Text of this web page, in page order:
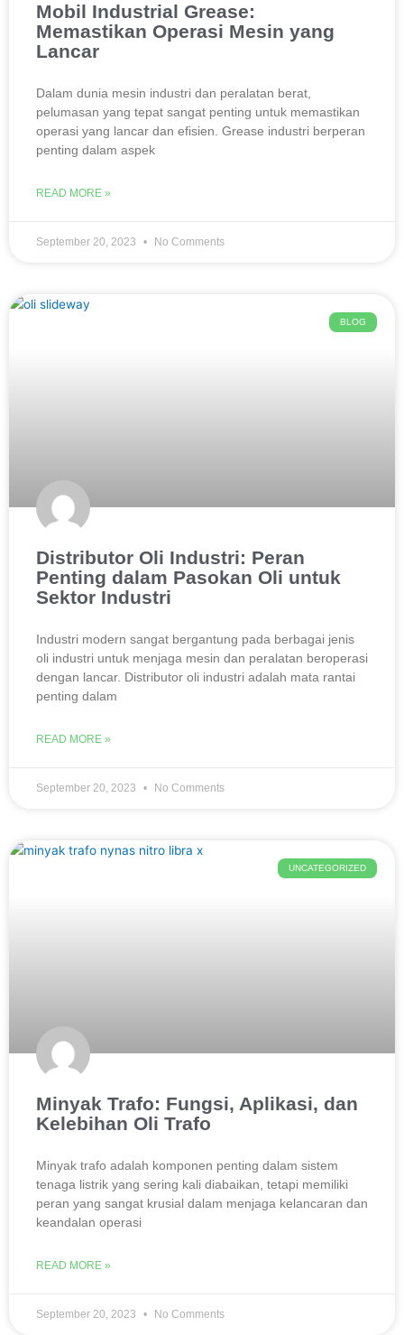
Mobil Industrial Grease:
Memastikan Operasi Mesin yang
Lancar
Dalam dunia mesin industri dan peralatan berat,
pelumasan yang tepat sangat penting untuk memastikan
operasi yang lancar dan efisien. Grease industri berperan
penting dalam aspek
READ MORE »
September 20, 2023 No Comments
BLOG
Distributor Oli Industri: Peran
Penting dalam Pasokan Oli untuk
Sektor Industri
Industri modern sangat bergantung pada berbagai jenis
oli industri untuk menjaga mesin dan peralatan beroperasi
dengan lancar. Distributor oli industri adalah mata rantai
penting dalam
READ MORE »
September 20, 2023 No Comments
UNCATEGORIZED
Minyak Trafo: Fungsi, Aplikasi, dan
Kelebihan Oli Trafo
Minyak trafo adalah komponen penting dalam sistem
tenaga listrik yang sering kali diabaikan, tetapi memiliki
peran yang sangat krusial dalam menjaga kelancaran dan
keandalan operasi
READ MORE »
September 20, 2023 No Comments